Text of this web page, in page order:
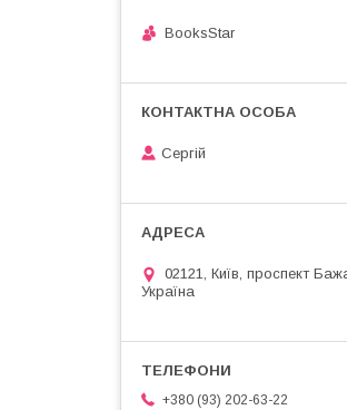
BooksStar
Сергій
02121, Київ, проспект
Україна
+380 (93) 202-63-22